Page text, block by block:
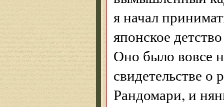
я начал
японское
Оно было вовсе
свидетельстве о
Рандомари, и